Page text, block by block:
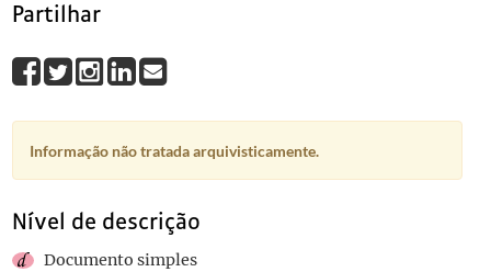
Partilhar
Informação não tratada arquivisticamente.
Nível de descrição
Documento simples